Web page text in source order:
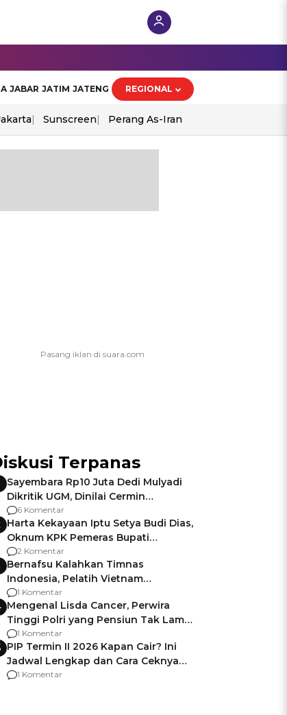
JABAR JATIM JATENG REGIONAL
Sunscreen Perang As-Iran
Terpanas
Sayembara Rp10 Juta Dedi Mulyadi
Dikritik UGM, Dinilai Cermin
Gagalnya Negara Jamin Keamanan
6 Komentar
Harta Kekayaan Iptu Setya Budi Dias,
Oknum KPK Pemeras Bupati
Pemalang
2 Komentar
Bernafsu Kalahkan Timnas
Indonesia, Pelatih Vietnam
Berencana Pakai Jimat di Pakansari
1 Komentar
Mengenal Lisda Cancer, Perwira
Tinggi Polri yang Pensiun Tak Lama
Usai Jadi Brigjen
1 Komentar
PIP Termin II 2026 Kapan Cair? Ini
Jadwal Lengkap dan Cara Ceknya
agar Dana Tidak Hangus!
1 Komentar